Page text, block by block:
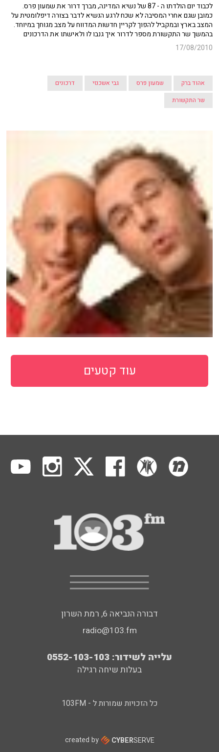
לכבוד יום הולדתו ה - 87 של נשיא המדינה, מברך דרור את שמעון פרס.
כמובן שגם אחרי המסיבה לא שכח לרגע הנשיא לדבר בצורה דיפלומטית על
המצב בארץ ובמקביל להפוך לקריין חדשות המדווח על מצב מגוחך במיוחד.
בהמשך שר התקשורת מספר לדרור איך גנבו לו ולאישתו את הדרכונים
17/08/2010
אהוד ברק שמעון פרס גבי אשכנזי
דרכונים
שר התקשורת
עוד קטעים
דבורה הנביאה 6, רמת השרון
radio@103.fm
עלייה לשידור: 0552-103-103
בעלות שיחה רגילה
כל הזכויות שמורות ל - 103FM
created by CYBERSERVE